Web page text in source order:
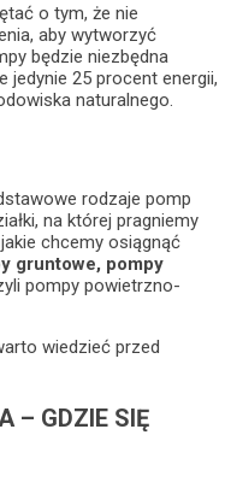
o tym, że nie
aby wytworzyć
będzie niezbędna
jedynie 25 procent energii,
naturalnego.
rodzaje pomp
na której pragniemy
chcemy osiągnąć
gruntowe, pompy
pompy powietrzno-
wiedzieć przed
– GDZIE SIĘ